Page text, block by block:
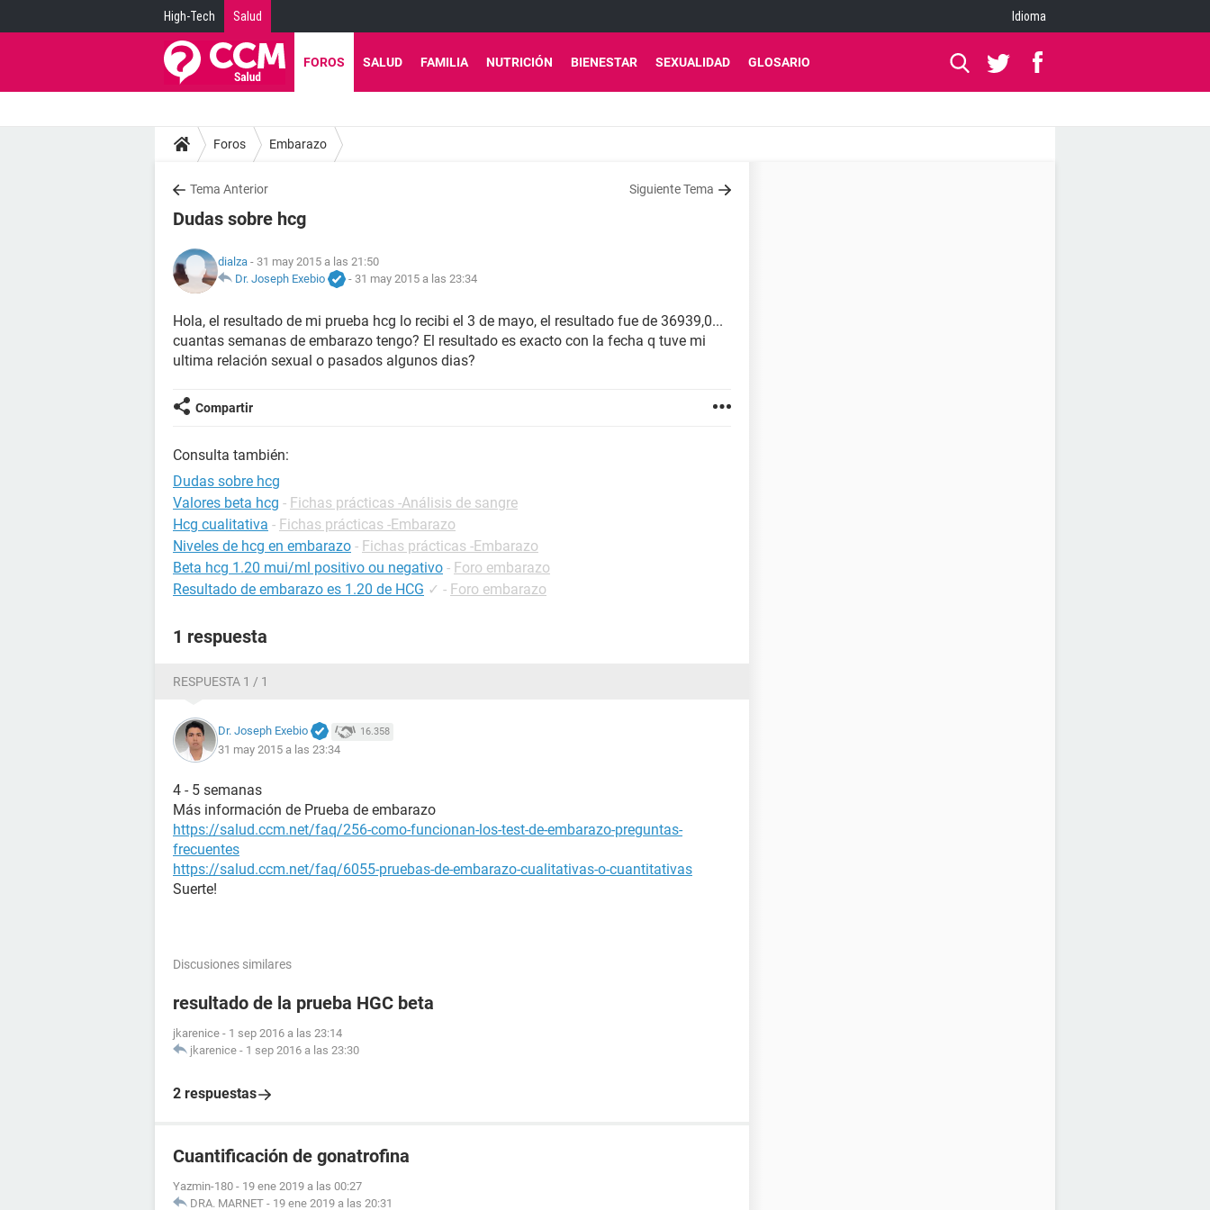
High-Tech Salud Idioma
FOROS SALUD FAMILIA NUTRICIÓN BIENESTAR SEXUALIDAD GLOSARIO
Foros Embarazo
Tema Anterior Siguiente Tema
Dudas sobre hcg
dialza - 31 may 2015 a las 21:50
Dr. Joseph Exebio
- 31 may 2015 a las 23:34
Hola, el resultado de mi prueba hcg lo recibi el 3 de mayo, el resultado fue de 36939,0...
cuantas semanas de embarazo tengo? El resultado es exacto con la fecha q tuve mi
ultima relación sexual o pasados algunos dias?
Compartir
Consulta también:
Dudas sobre hcg
Valores beta hcg - Fichas prácticas -Análisis de sangre
Hcg cualitativa - Fichas prácticas -Embarazo
Niveles de hcg en embarazo - Fichas prácticas -Embarazo
Beta hcg 1.20 mui/ml positivo ou negativo - Foro embarazo
Resultado de embarazo es 1.20 de HCG ✓ - Foro embarazo
1 respuesta
RESPUESTA 1 / 1
Dr. Joseph Exebio 16.358
31 may 2015 a las 23:34
4 - 5 semanas
Más información de Prueba de embarazo
https://salud.ccm.net/faq/256-como-funcionan-los-test-de-embarazo-preguntas-
frecuentes
https://salud.ccm.net/faq/6055-pruebas-de-embarazo-cualitativas-o-cuantitativas
Suerte!
Discusiones similares
resultado de la prueba HGC beta
jkarenice - 1 sep 2016 a las 23:14
jkarenice - 1 sep 2016 a las 23:30
2 respuestas
Cuantificación de gonatrofina
Yazmin-180 - 19 ene 2019 a las 00:27
DRA. MARNET - 19 ene 2019 a las 20:31